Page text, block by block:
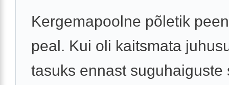
Kergemapoolne põletik
peal. Kui oli kaitsmata
tasuks ennast suguhaiguste